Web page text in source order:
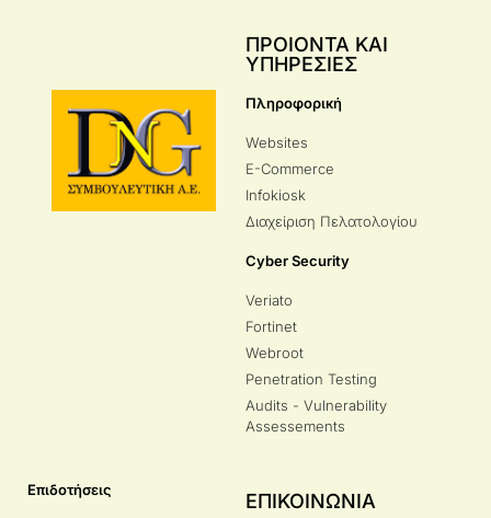
ΠΡΟΙΟΝΤΑ ΚΑΙ
ΥΠΗΡΕΣΙΕΣ
Πληροφορική
Websites
E-Commerce
Infokiosk
Διαχείριση Πελατολογίου
Cyber Security
Veriato
Fortinet
Webroot
Penetration Testing
Audits - Vulnerability
Assessements
Επιδοτήσεις ΕΠΙΚΟΙΝΩΝΙΑ